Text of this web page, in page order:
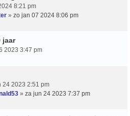
8:21 pm
» zo jan 07 2024 8:06 pm
jaar
2023 3:47 pm
24 2023 2:51 pm
» za jun 24 2023 7:37 pm